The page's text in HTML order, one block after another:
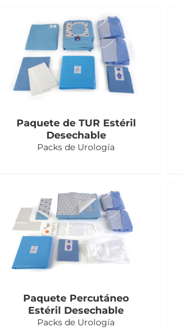
Paquete de TUR Estéril
Desechable
Packs de Urología
Paquete Percutáneo
Estéril Desechable
Packs de Urología